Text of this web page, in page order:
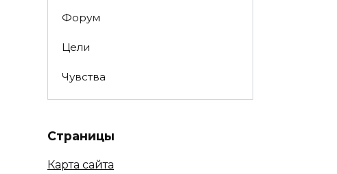
Форум
Цели
Чувства
Страницы
Карта сайта